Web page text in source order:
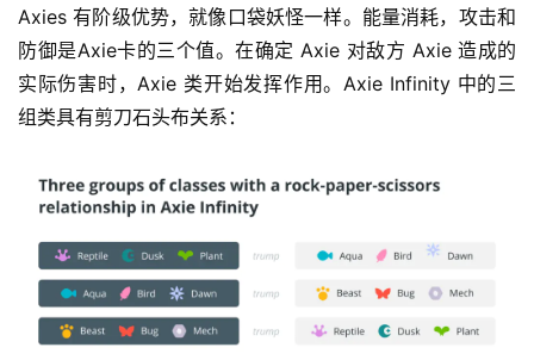
Axies 有阶级优势，就像口袋妖怪一样。能量消耗，攻击和
防御是Axie卡的三个值。在确定 Axie 对敌方 Axie 造成的
实际伤害时，Axie 类开始发挥作用。Axie Infinity 中的三
组类具有剪刀石头布关系：